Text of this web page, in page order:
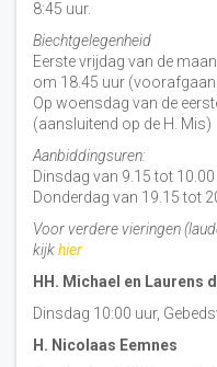
8:45 uur.
Biechtgelegenheid
Eerste vrijdag van de
om 18.45 uur
Op woensdag van de
(aansluitend op de H. Mis)
Aanbiddingsuren:
Dinsdag van 9.15 tot
Donderdag van 19.15 tot
Voor verdere vieringen
kijkhier
HH. Michael en Laurens
Dinsdag 10:00 uur,
H. Nicolaas Eemnes